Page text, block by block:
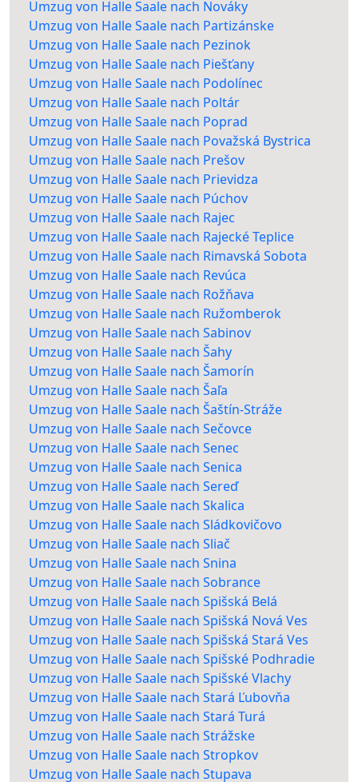
Umzug von Halle Saale nach Nováky
Umzug von Halle Saale nach Partizánske
Umzug von Halle Saale nach Pezinok
Umzug von Halle Saale nach Piešťany
Umzug von Halle Saale nach Podolínec
Umzug von Halle Saale nach Poltár
Umzug von Halle Saale nach Poprad
Umzug von Halle Saale nach Považská Bystrica
Umzug von Halle Saale nach Prešov
Umzug von Halle Saale nach Prievidza
Umzug von Halle Saale nach Púchov
Umzug von Halle Saale nach Rajec
Umzug von Halle Saale nach Rajecké Teplice
Umzug von Halle Saale nach Rimavská Sobota
Umzug von Halle Saale nach Revúca
Umzug von Halle Saale nach Rožňava
Umzug von Halle Saale nach Ružomberok
Umzug von Halle Saale nach Sabinov
Umzug von Halle Saale nach Šahy
Umzug von Halle Saale nach Šamorín
Umzug von Halle Saale nach Šaľa
Umzug von Halle Saale nach Šaštín-Stráže
Umzug von Halle Saale nach Sečovce
Umzug von Halle Saale nach Senec
Umzug von Halle Saale nach Senica
Umzug von Halle Saale nach Sereď
Umzug von Halle Saale nach Skalica
Umzug von Halle Saale nach Sládkovičovo
Umzug von Halle Saale nach Sliač
Umzug von Halle Saale nach Snina
Umzug von Halle Saale nach Sobrance
Umzug von Halle Saale nach Spišská Belá
Umzug von Halle Saale nach Spišská Nová Ves
Umzug von Halle Saale nach Spišská Stará Ves
Umzug von Halle Saale nach Spišské Podhradie
Umzug von Halle Saale nach Spišské Vlachy
Umzug von Halle Saale nach Stará Ľubovňa
Umzug von Halle Saale nach Stará Turá
Umzug von Halle Saale nach Strážske
Umzug von Halle Saale nach Stropkov
Umzug von Halle Saale nach Stupava